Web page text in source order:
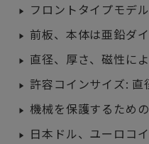
フロントタイプモデ
前板、本体は亜鉛ダ
直径、厚さ、磁性に
許容コインサイズ:
機械を保護するため
日本ドル、ユーロコ